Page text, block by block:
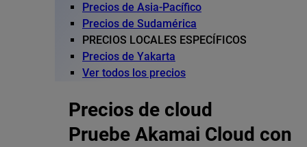
Precios de Asia-Pacífico
Precios de Sudamérica
PRECIOS LOCALES ESPECÍFICOS
Precios de Yakarta
Ver todos los precios
Precios de cloud
Pruebe Akamai Cloud con